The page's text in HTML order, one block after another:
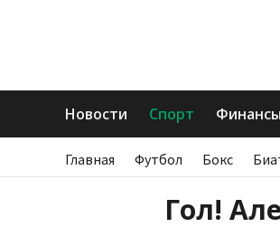
Новости Спорт Финансы
Главная Футбол Бокс
Гол!